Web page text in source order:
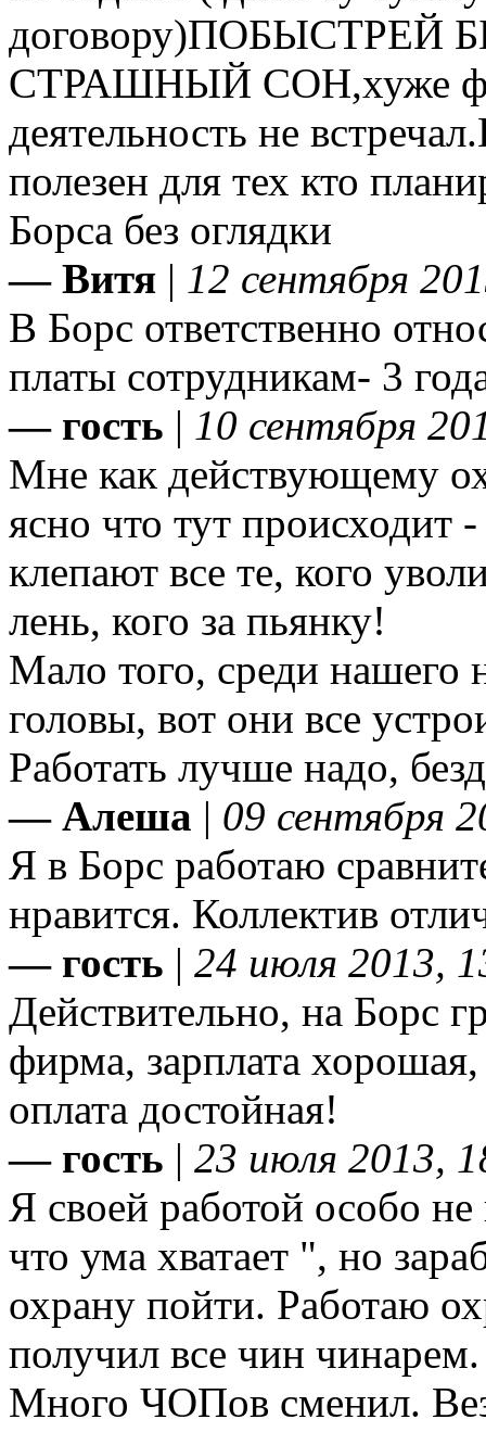
договору)ПОБЫСТРЕЙ
СТРАШНЫЙ СОН,хуже
деятельность не
полезен для тех кто
Борса без оглядки
— Витя | 12 сентября
В Борс ответственно
платы сотрудникам- 3
— гость | 10 сентября
Мне как действующему
ясно что тут происходит
клепают все те, кого
лень, кого за пьянку!
Мало того, среди нашего
головы, вот они все
Работать лучше надо,
— Алеша | 09 сентября
Я в Борс работаю
нравится. Коллектив
— гость | 24 июля 2013,
Действительно, на Борс
фирма, зарплата
оплата достойная!
— гость | 23 июля 2013,
Я своей работой особо
что ума хватает ", но
охрану пойти. Работаю
получил все чин чинарем.
Много ЧОПов сменил.